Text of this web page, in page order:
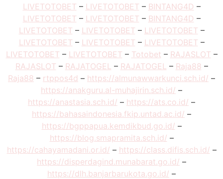
LIVETOTOBET – LIVETOTOBET – BINTANG4D –
LIVETOTOBET – LIVETOTOBET – BINTANG4D –
LIVETOTOBET – LIVETOTOBET – LIVETOTOBET –
LIVETOTOBET – LIVETOTOBET – LIVETOTOBET –
LIVETOTOBET – LIVETOTOBET – Totobet – RAJASLOT –
RAJASLOT – RAJATOGEL – RAJATOGEL – Raja88 –
Raja88 – rtppos4d – https://almunawwarkunci.sch.id/ –
https://anakguru.al-muhajirin.sch.id/ –
https://anastasia.sch.id/ – https://ats.co.id/ –
https://bahasaindonesia.fkip.untad.ac.id/ –
https://bgppapua.kemdikbud.go.id/ –
https://blog.smapramita.sch.id/ –
https://cahayamadani.or.id/ – https://class.difis.sch.id/ –
https://disperdagind.munabarat.go.id/ –
https://dlh.banjarbarukota.go.id/ –